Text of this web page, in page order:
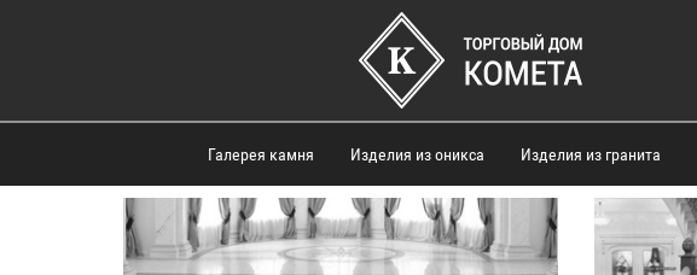
Галерея камня Изделия из оникса Изделия из гранита